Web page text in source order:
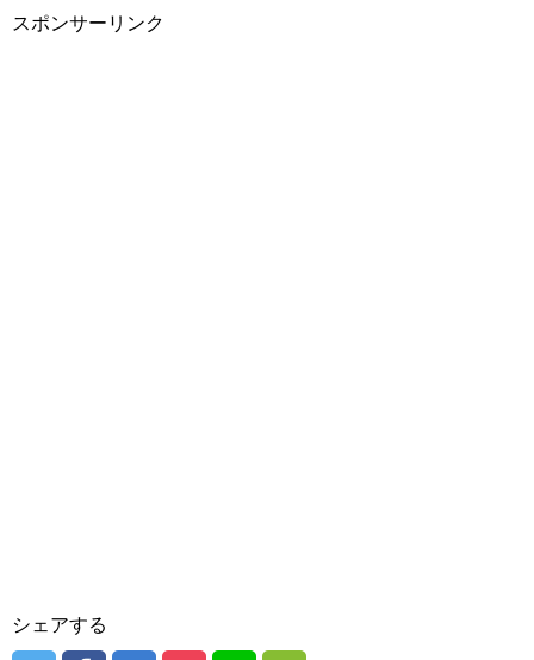
スポンサーリンク
シェアする